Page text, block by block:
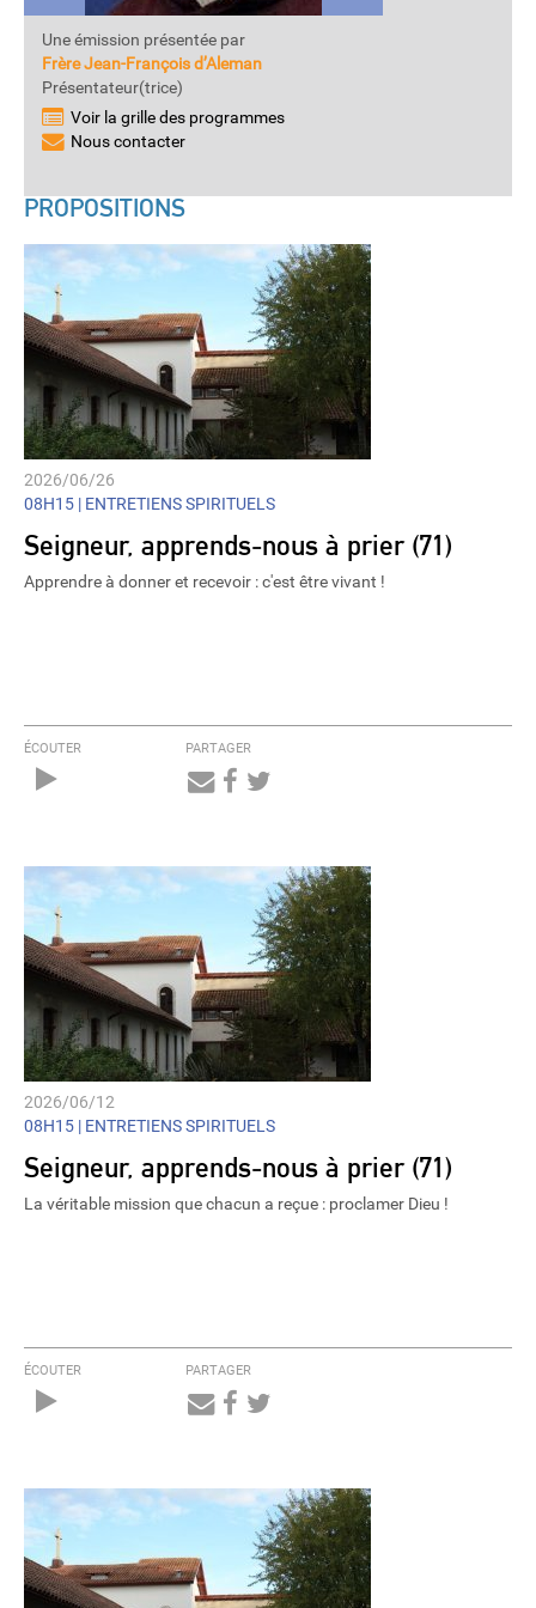
Une émission présentée par
Frère Jean-François d’Aleman
Présentateur(trice)
Voir la grille des programmes
Nous contacter
PROPOSITIONS
2026/06/26
08H15 | ENTRETIENS SPIRITUELS
Seigneur, apprends-nous à prier (71)
Apprendre à donner et recevoir : c'est être vivant !
ÉCOUTER PARTAGER
2026/06/12
08H15 | ENTRETIENS SPIRITUELS
Seigneur, apprends-nous à prier (71)
La véritable mission que chacun a reçue : proclamer Dieu !
ÉCOUTER PARTAGER